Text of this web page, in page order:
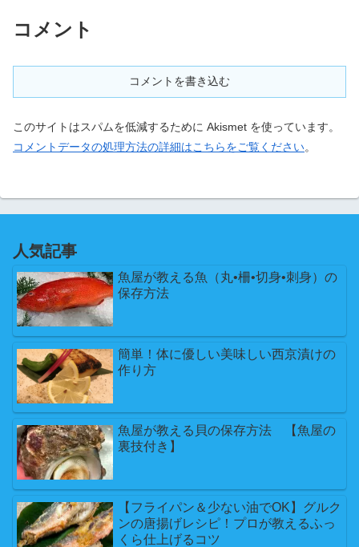
コメント
コメントを書き込む
このサイトはスパムを低減するために Akismet を使っています。
コメントデータの処理方法の詳細はこちらをご覧ください。
人気記事
魚屋が教える魚（丸•柵•切身•刺身）の
保存方法
簡単！体に優しい美味しい西京漬けの
作り方
魚屋が教える貝の保存方法 【魚屋の
裏技付き】
【フライパン＆少ない油でOK】グルク
ンの唐揚げレシピ！プロが教えるふっ
くら仕上げるコツ